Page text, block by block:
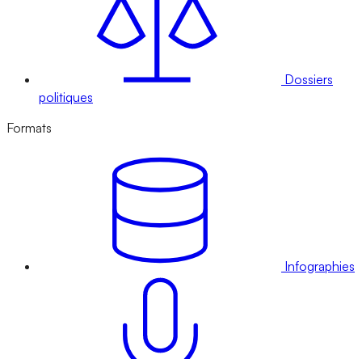
Dossiers
politiques
Formats
Infographies